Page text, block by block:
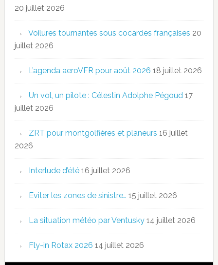
20 juillet 2026
Voilures tournantes sous cocardes françaises 20
juillet 2026
L’agenda aeroVFR pour août 2026 18 juillet 2026
Un vol, un pilote : Célestin Adolphe Pégoud 17
juillet 2026
ZRT pour montgolfières et planeurs 16 juillet
2026
Interlude d’été 16 juillet 2026
Eviter les zones de sinistre… 15 juillet 2026
La situation météo par Ventusky 14 juillet 2026
Fly-in Rotax 2026 14 juillet 2026